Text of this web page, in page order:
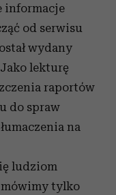
informacje
od serwisu
wydany
lekturę
raportów
do spraw
na
ludziom
tylko